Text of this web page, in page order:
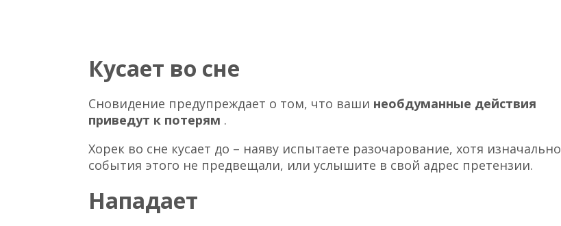
Кусает во сне
Сновидение предупреждает о том, что ваши необдуманные действия
приведут к потерям .
Хорек во сне кусает до – наяву испытаете разочарование, хотя изначально
события этого не предвещали, или услышите в свой адрес претензии.
Нападает